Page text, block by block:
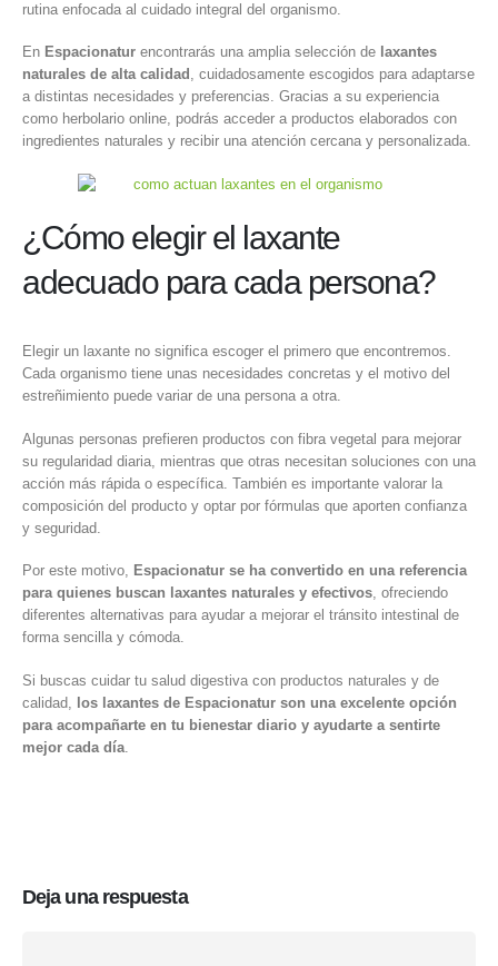
rutina enfocada al cuidado integral del organismo.
En Espacionatur encontrarás una amplia selección de laxantes
naturales de alta calidad , cuidadosamente escogidos para adaptarse
a distintas necesidades y preferencias. Gracias a su experiencia
como herbolario online, podrás acceder a productos elaborados con
ingredientes naturales y recibir una atención cercana y personalizada.
¿Cómo elegir el laxante
adecuado para cada persona?
Elegir un laxante no significa escoger el primero que encontremos.
Cada organismo tiene unas necesidades concretas y el motivo del
estreñimiento puede variar de una persona a otra.
Algunas personas prefieren productos con fibra vegetal para mejorar
su regularidad diaria, mientras que otras necesitan soluciones con una
acción más rápida o específica. También es importante valorar la
composición del producto y optar por fórmulas que aporten confianza
y seguridad.
Por este motivo, Espacionatur se ha convertido en una referencia
para quienes buscan laxantes naturales y efectivos, ofreciendo
diferentes alternativas para ayudar a mejorar el tránsito intestinal de
forma sencilla y cómoda.
Si buscas cuidar tu salud digestiva con productos naturales y de
calidad,
los laxantes de Espacionatur son una excelente opción
para acompañarte en tu bienestar diario y ayudarte a sentirte
mejor cada día
Deja una respuesta